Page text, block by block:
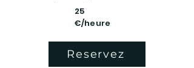
25
€/heure
Reservez